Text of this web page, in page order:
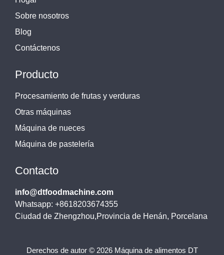
Sobre nosotros
Blog
Contáctenos
Producto
Procesamiento de frutas y verduras
Otras máquinas
Máquina de nueces
Máquina de pastelería
Contacto
info@dtfoodmachine.com
Whatsapp: +8618203674355
Ciudad de Zhengzhou,Provincia de Henán, Porcelana
Derechos de autor © 2026 Máquina de alimentos DT